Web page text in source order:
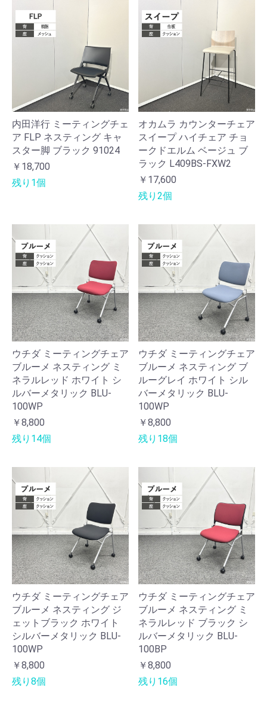
内田洋行 ミーティングチェ
ア FLP ネスティング キャ
スター脚 ブラック 91024
￥18,700
残り1個
オカムラ カウンターチェア
スイープ ハイチェア チョ
ークドエルム ベージュ ブ
ラック L409BS-FXW2
￥17,600
残り2個
ウチダ ミーティングチェア
ブルーメ ネスティング ミ
ネラルレッド ホワイト シ
ルバーメタリック BLU-
100WP
￥8,800
残り14個
ウチダ ミーティングチェア
ブルーメ ネスティング ブ
ルーグレイ ホワイト シル
バーメタリック BLU-
100WP
￥8,800
残り18個
ウチダ ミーティングチェア
ブルーメ ネスティング ジ
ェットブラック ホワイト
シルバーメタリック BLU-
100WP
￥8,800
残り8個
ウチダ ミーティングチェア
ブルーメ ネスティング ミ
ネラルレッド ブラック シ
ルバーメタリック BLU-
100BP
￥8,800
残り16個